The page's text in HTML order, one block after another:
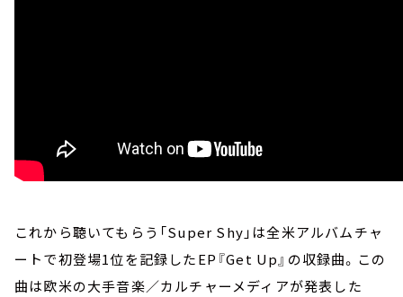
これから聴いてもらう「Super Shy」は全米アルバムチャ
ートで初登場1位を記録したEP『Get Up』の収録曲。この
曲は欧米の大手音楽／カルチャーメディアが発表した